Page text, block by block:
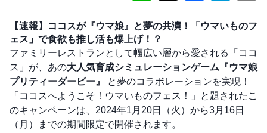
【速報】ココスが『ウマ娘』と夢の共演！「ウマいものフ
ェス」で食欲も推し活も爆上げ！？
ファミリーレストランとして幅広い層から愛される「ココ
ス」が、あの大人気育成シミュレーションゲーム『ウマ娘
プリティーダービー』
と夢のコラボレーションを実現！
「ココスへようこそ！ウマいものフェス！」と題されたこ
のキャンペーンは、2024年1月20日（火）から3月16日
（月）までの期間限定で開催されます。